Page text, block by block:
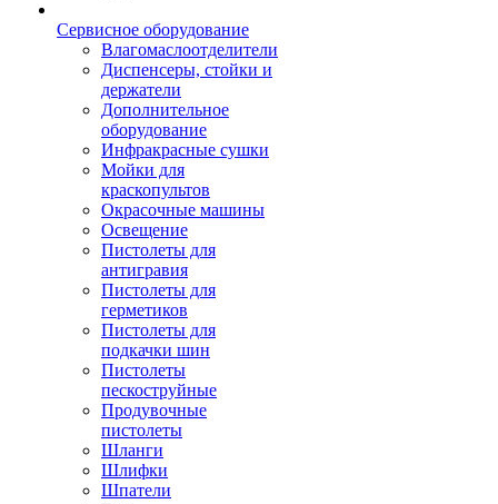
Сервисное оборудование
Влагомаслоотделители
Диспенсеры, стойки и
держатели
Дополнительное
оборудование
Инфракрасные сушки
Мойки для
краскопультов
Окрасочные машины
Освещение
Пистолеты для
антигравия
Пистолеты для
герметиков
Пистолеты для
подкачки шин
Пистолеты
пескоструйные
Продувочные
пистолеты
Шланги
Шлифки
Шпатели